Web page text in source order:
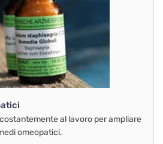
al lavoro per ampliare
omeopatici.